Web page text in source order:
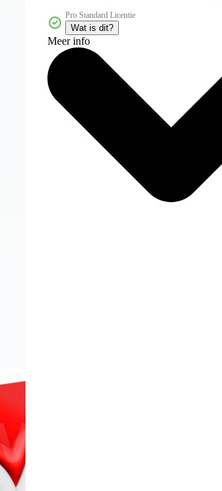
Pro Standard Licentie
Wat is dit?
Meer info